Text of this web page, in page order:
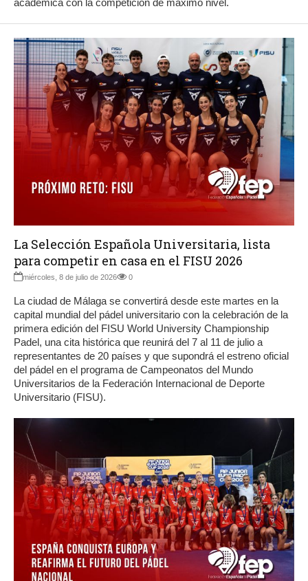
académica con la competición de máximo nivel.
La Selección Española Universitaria, lista
para competir en casa en el FISU 2026
miércoles, 8 de julio de 2026 0
La ciudad de Málaga se convertirá desde este martes en la
capital mundial del pádel universitario con la celebración de la
primera edición del FISU World University Championship
Padel, una cita histórica que reunirá del 7 al 11 de julio a
representantes de 20 países y que supondrá el estreno oficial
del pádel en el programa de Campeonatos del Mundo
Universitarios de la Federación Internacional de Deporte
Universitario (FISU).